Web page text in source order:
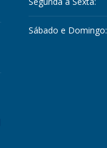
Sábado e Domingo: